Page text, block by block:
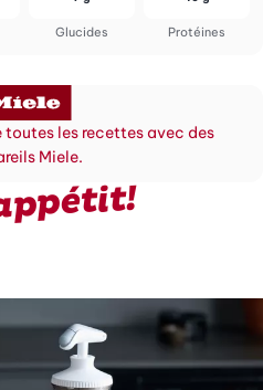
Glucides Protéines
les recettes avec des
Miele.